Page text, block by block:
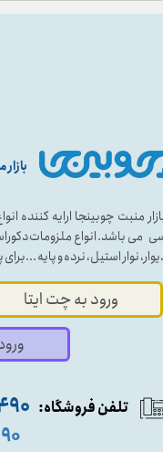
منبت چوبینجا ارایه کننده
می باشد. انواع ملزومات
نوار استیل، نرده و پایه
ورود به چت ایتا
تلفن فروشگاه: ۹۰ ۲۸۴ ۲۸۴- ۰۲۱